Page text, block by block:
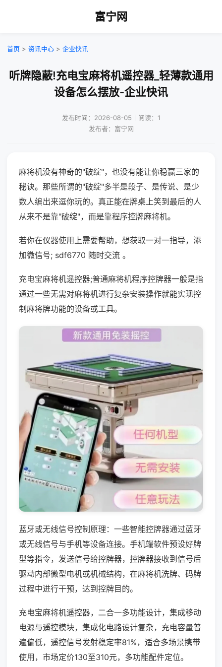
富宁网
首页 > 资讯中心 > 企业快讯
听牌隐蔽!充电宝麻将机遥控器_轻薄款通用
设备怎么摆放-企业快讯
发布时间：2026-08-05｜阅读：1
发布者：富宁网
麻将机没有神奇的"破绽"，也没有能让你稳赢三家的
秘诀。那些所谓的"破绽"多半是段子、是传说、是少
数人编出来逗你玩的。真正能在牌桌上笑到最后的人
从来不是靠"破绽"，而是靠程序控牌麻将机。
若你在仪器使用上需要帮助，想获取一对一指导，添
加微信号; sdf6770 随时交流 。
充电宝麻将机遥控器;普通麻将机程序控牌器一般是指
通过一些无需对麻将机进行复杂安装操作就能实现控
制麻将牌功能的设备或工具。
蓝牙或无线信号控制原理：一些智能控牌器通过蓝牙
或无线信号与手机等设备连接。手机端软件预设好牌
型等指令，发送信号给控牌器，控牌器接收到信号后
驱动内部微型电机或机械结构，在麻将机洗牌、码牌
过程中进行干预，达到控牌目的。
充电宝麻将机遥控器，二合一多功能设计，集成移动
电源与遥控模块，集成化电路设计复杂，充电容量普
遍偏低，遥控信号发射稳定率81%，适合多场景携带
使用，市场定价130至310元，多功能配件定位。